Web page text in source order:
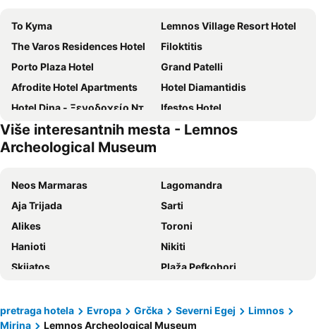
To Kyma
Lemnos Village Resort Hotel
The Varos Residences Hotel
Filoktitis
Porto Plaza Hotel
Grand Patelli
Afrodite Hotel Apartments
Hotel Diamantidis
Hotel Dina - Ξενοδοχείο Ντινα
Ifestos Hotel
Više interesantnih mesta - Lemnos
Archeological Museum
Neos Marmaras
Lagomandra
Aja Trijada
Sarti
Alikes
Toroni
Hanioti
Nikiti
Skijatos
Plaža Pefkohori
Golden Beach
Psakudija
pretraga hotela Evropa Grčka Severni Egej
Limnos
Mirina
Lemnos Archeological Museum